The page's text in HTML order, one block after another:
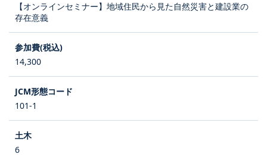
【オンラインセミナー】地域住民から見た自然災害と建設業の
存在意義
14,300
101-1
6